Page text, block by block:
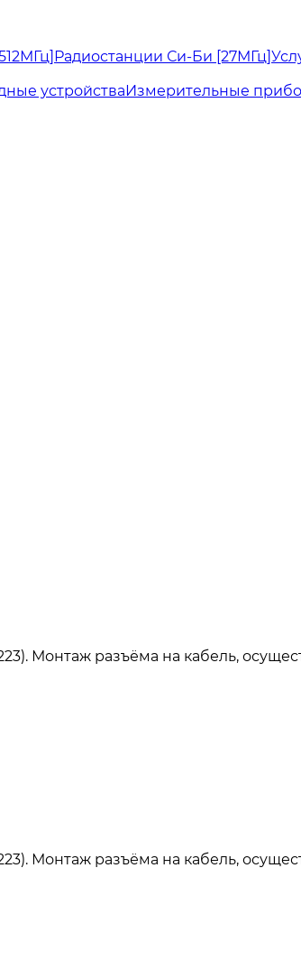
Радиостанции Си-Би [27МГц]
устройстваИзмерительные
Монтаж разъёма на кабель,
Монтаж разъёма на кабель,